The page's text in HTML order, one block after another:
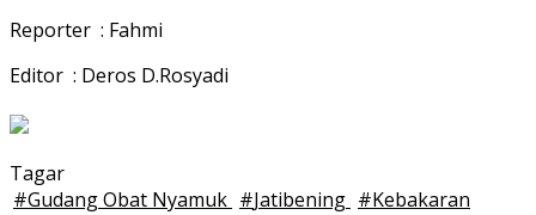
Reporter : Fahmi
Editor : Deros D.Rosyadi
Tagar
#Gudang Obat Nyamuk #Jatibening #Kebakaran